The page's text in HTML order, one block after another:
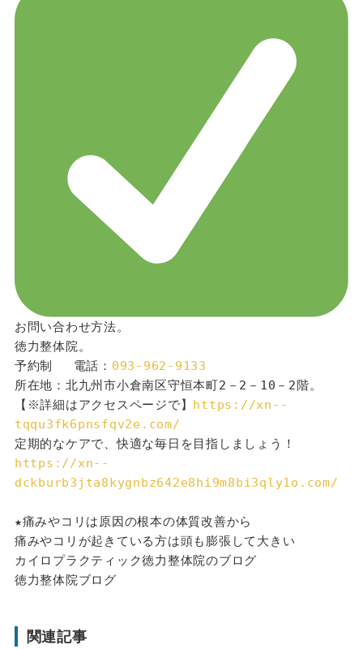
お問い合わせ方法。
徳力整体院。
予約制 　電話： 093-962-9133
所在地：北九州市小倉南区守恒本町2－2－10－2階。
【※詳細はアクセスページで】 https://xn--
tqqu3fk6pnsfqv2e.com/
定期的なケアで、快適な毎日を目指しましょう！
https://xn--
dckburb3jta8kygnbz642e8hi9m8bi3qly1o.com/
★痛みやコリは原因の根本の体質改善から
痛みやコリが起きている方は頭も膨張して大きい
カイロプラクティック徳力整体院のブログ
徳力整体院ブログ
関連記事